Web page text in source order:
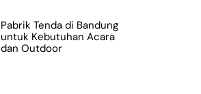
Pabrik Tenda di Bandung
untuk Kebutuhan Acara
dan Outdoor